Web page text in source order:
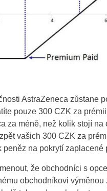
Hungary
Lithuania
Poland
Portugal
Romania
Russia
AstraZeneca zůstane
pouze 300 CZK za
za méně, než kolik stojí
vašich 300 CZK za
peněz na pokrytí zaplacené
že obchodníci s
obchodníkovi